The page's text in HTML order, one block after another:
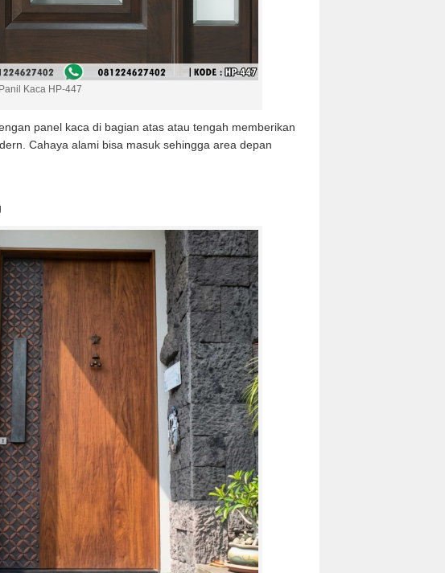
Kaca HP-447
panel kaca di bagian atas atau tengah memberikan
Cahaya alami bisa masuk sehingga area depan